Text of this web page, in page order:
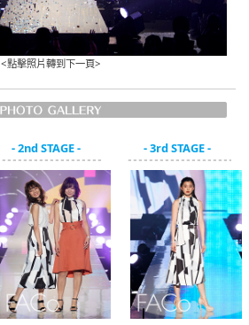
<點擊照片轉到下一頁>
- 2nd STAGE - - 3rd STAGE -